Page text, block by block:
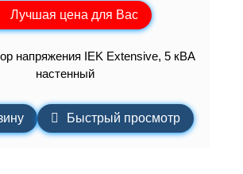
Лучшая цена для Вас
напряжения IEK Extensive, 5 кВА
настенный
Быстрый просмотр